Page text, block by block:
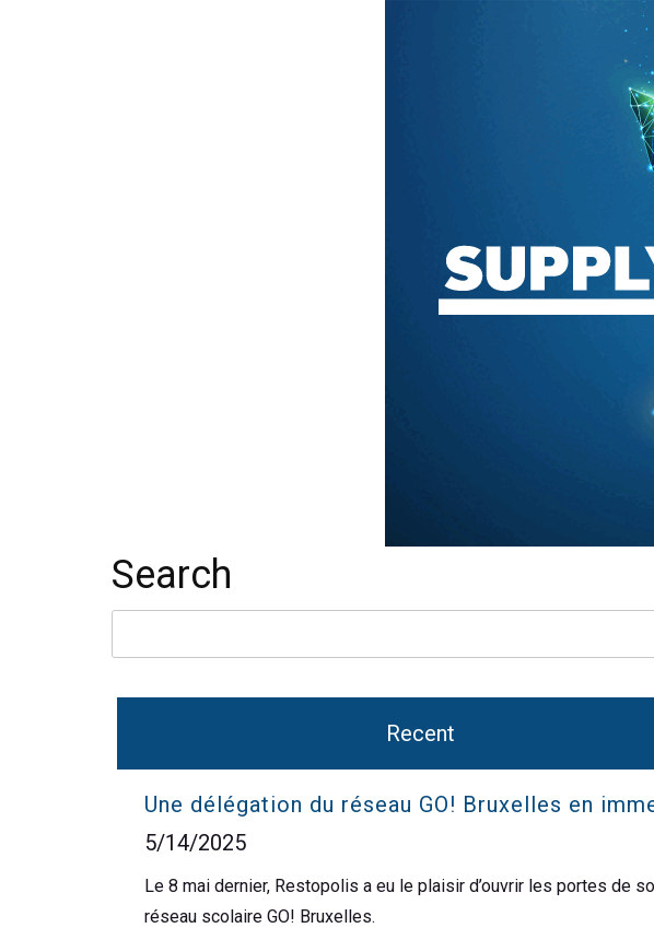
Search
Recent
Une délégation du réseau GO! Bruxelles en
5/14/2025
Le 8 mai dernier, Restopolis a eu le plaisir d’ouvrir les portes de
réseau scolaire GO! Bruxelles.